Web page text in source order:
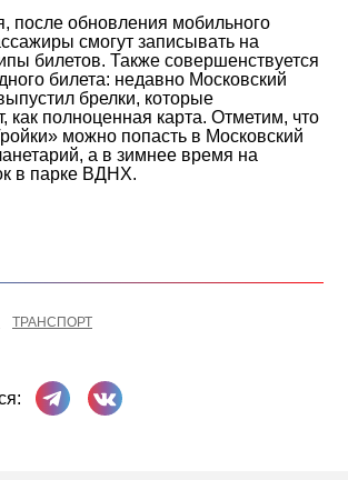
после обновления мобильного
смогут записывать на
билетов. Также совершенствуется
билета: недавно Московский
брелки, которые
как полноценная карта. Отметим, что
можно попасть в Московский
а в зимнее время на
в парке ВДНХ.
ТРАНСПОРТ
Поделиться в Телеграме
Поделиться ВКонтакте